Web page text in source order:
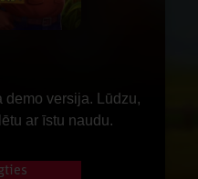
versija. Lūdzu,
ar īstu naudu.